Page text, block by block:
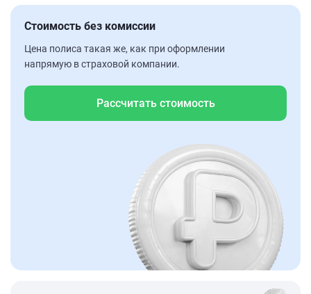
Стоимость без комиссии
Цена полиса такая же, как при оформлении
напрямую в страховой компании.
Рассчитать стоимость